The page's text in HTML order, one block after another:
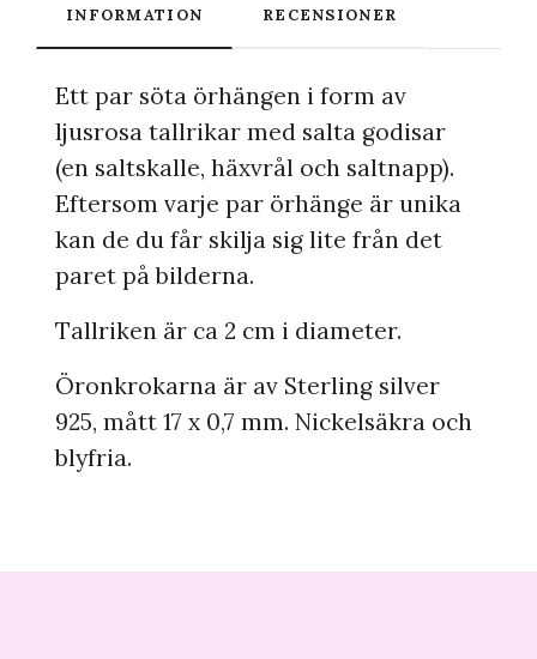
INFORMATION RECENSIONER
Ett par söta örhängen i form av
ljusrosa tallrikar med salta godisar
(en saltskalle, häxvrål och saltnapp).
Eftersom varje par örhänge är unika
kan de du får skilja sig lite från det
paret på bilderna.
Tallriken är ca 2 cm i diameter.
Öronkrokarna är av Sterling silver
925, mått 17 x 0,7 mm. Nickelsäkra och
blyfria.